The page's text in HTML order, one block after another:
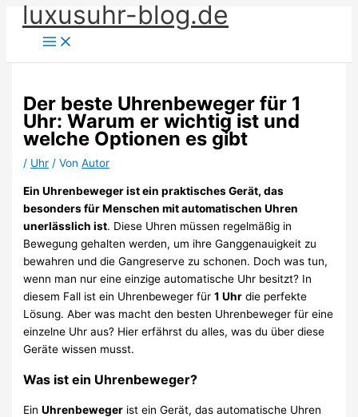
Inhalt
springen
luxusuhr-blog.de
Der beste Uhrenbeweger für 1
Uhr: Warum er wichtig ist und
welche Optionen es gibt
/ Uhr / VonAutor
Ein Uhrenbeweger ist ein praktisches Gerät, das
besonders für Menschen mit automatischen Uhren
unerlässlich ist. Diese Uhren müssen regelmäßig in
Bewegung gehalten werden, um ihre Ganggenauigkeit zu
bewahren und die Gangreserve zu schonen. Doch was tun,
wenn man nur eine einzige automatische Uhr besitzt? In
diesem Fall ist ein Uhrenbeweger für1 Uhr die perfekte
Lösung. Aber was macht den besten Uhrenbeweger für eine
einzelne Uhr aus? Hier erfährst du alles, was du über diese
Geräte wissen musst.
Was ist ein Uhrenbeweger?
EinUhrenbeweger ist ein Gerät, das automatische Uhren